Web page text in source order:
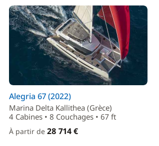
Alegria 67 (2022)
Marina Delta Kallithea (Grèce)
4 Cabines • 8 Couchages • 67 ft
À partir de 28 714 €